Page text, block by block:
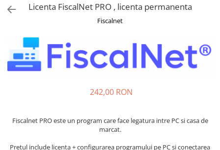
Casa de marcat
Accesorii case de marcat
Casa de marcat pentru vendomate
Sisteme complete de vanzare si
Sisteme de vanzare si gestiune
Restaurant, Bar și Cafenea
Licenta FiscalNet PRO , licenta permanenta
Fiscalnet
242,00 RON
Fiscalnet PRO este un program care face legatura intre PC si casa de
marcat.
Pretul include licenta + configurarea programului pe PC si conectarea